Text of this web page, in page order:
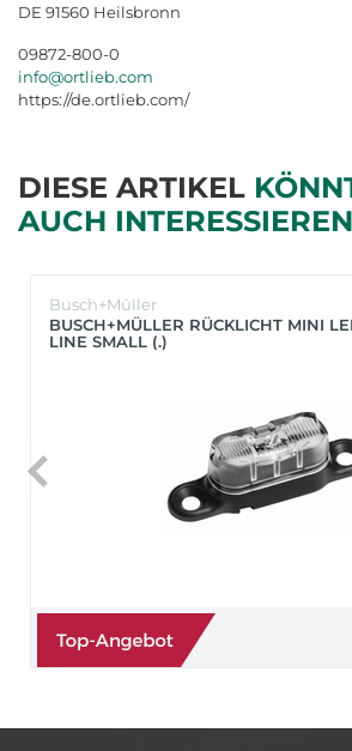
DE 91560 Heilsbronn
09872-800-0
info@ortlieb.com
https://de.ortlieb.com/
DIESE ARTIKEL
AUCH INTERESSIEREN
Busch+Müller
BUSCH+MÜLLER RÜCKLICHT MINI
LINE SMALL (.)